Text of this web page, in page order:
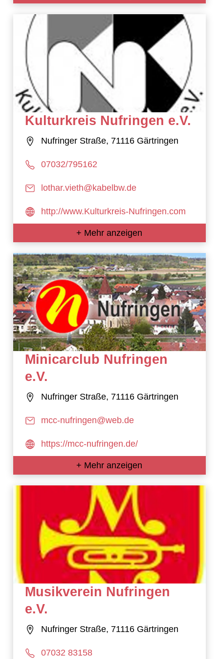
Kulturkreis Nufringen e.V.
Nufringer Straße, 71116 Gärtringen
07032/795162
lothar.vieth@kabelbw.de
http://www.Kulturkreis-Nufringen.com
+ Mehr anzeigen
Minicarclub Nufringen
e.V.
Nufringer Straße, 71116 Gärtringen
mcc-nufringen@web.de
https://mcc-nufringen.de/
+ Mehr anzeigen
Musikverein Nufringen
e.V.
Nufringer Straße, 71116 Gärtringen
07032 83158